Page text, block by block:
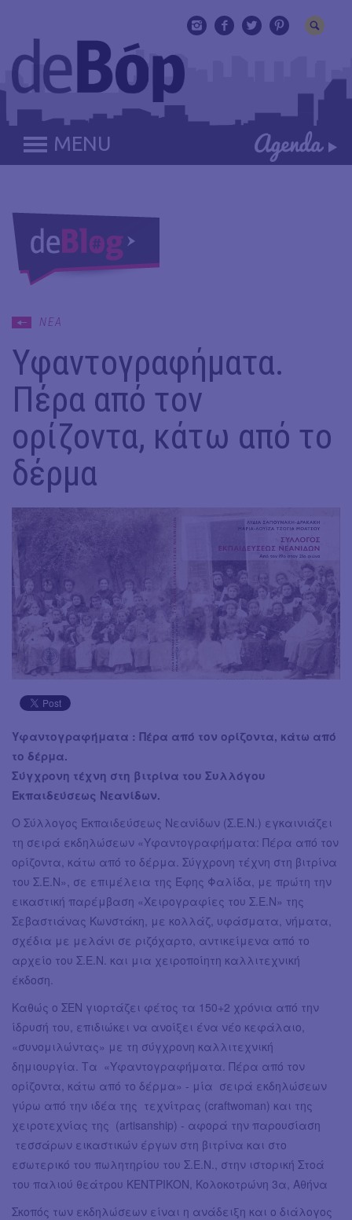
MENU
ΝΕΑ
Υφαντογραφήματα.
Πέρα από τον
ορίζοντα, κάτω από το
δέρμα
Υφαντογραφήματα : Πέρα από τον ορίζοντα, κάτω από
το δέρμα.
Σύγχρονη τέχνη στη βιτρίνα του Συλλόγου
Εκπαιδεύσεως Νεανίδων.
Ο Σύλλογος Εκπαιδεύσεως Νεανίδων (Σ.Ε.Ν.) εγκαινιάζει
τη σειρά εκδηλώσεων «Υφαντογραφήματα: Πέρα από τον
ορίζοντα, κάτω από το δέρμα. Σύγχρονη τέχνη στη βιτρίνα
του Σ.Ε.Ν», σε επιμέλεια της Έφης Φαλίδα, με πρώτη την
εικαστική παρέμβαση «Χειρογραφίες του Σ.Ε.Ν» της
Σεβαστιάνας Κωνστάκη, με κολλάζ, υφάσματα, νήματα,
σχέδια με μελάνι σε ριζόχαρτο, αντικείμενα από το
αρχείο του Σ.Ε.Ν. και μια χειροποίητη καλλιτεχνική
έκδοση.
Καθώς ο ΣΕΝ γιορτάζει φέτος τα 150+2 χρόνια από την
ίδρυσή του, επιδιώκει να ανοίξει ένα νέο κεφάλαιο,
«συνομιλώντας» με τη σύγχρονη καλλιτεχνική
δημιουργία. Τα «Υφαντογραφήματα. Πέρα από τον
ορίζοντα, κάτω από το δέρμα» - μία σειρά εκδηλώσεων
γύρω από την ιδέα της τεχνίτρας (craftwoman) και της
χειροτεχνίας της (artisanship) - αφορά την παρουσίαση
τεσσάρων εικαστικών έργων στη βιτρίνα και στο
εσωτερικό του πωλητηρίου του Σ.Ε.Ν., στην ιστορική Στοά
του παλιού θεάτρου ΚΕΝΤΡΙΚΟΝ, Κολοκοτρώνη 3α, Αθήνα
Σκοπός των εκδηλώσεων είναι η ανάδειξη και ο διάλογος